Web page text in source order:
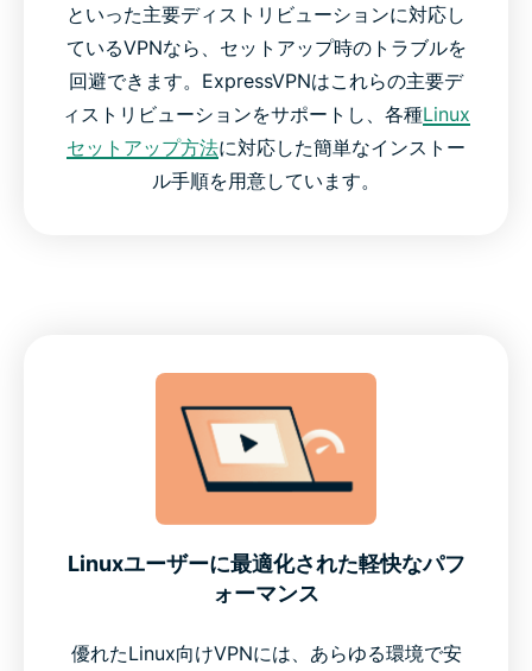
といった主要ディストリビューションに対応し
ているVPNなら、セットアップ時のトラブルを
回避できます。ExpressVPNはこれらの主要デ
ィストリビューションをサポートし、各種Linux
セットアップ方法に対応した簡単なインストー
ル手順を用意しています。
Linuxユーザーに最適化された軽快なパフ
ォーマンス
優れたLinux向けVPNには、あらゆる環境で安